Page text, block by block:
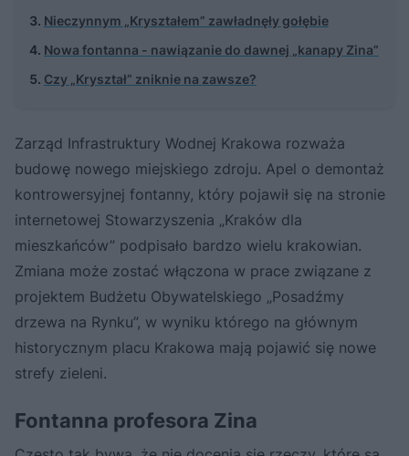
Nieczynnym „Kryształem” zawładnęły gołębie
Nowa fontanna - nawiązanie do dawnej „kanapy Zina”
Czy „Kryształ” zniknie na zawsze?
Zarząd Infrastruktury Wodnej Krakowa rozważa
budowę nowego miejskiego zdroju. Apel o demontaż
kontrowersyjnej fontanny, który pojawił się na stronie
internetowej Stowarzyszenia „Kraków dla
mieszkańców” podpisało bardzo wielu krakowian.
Zmiana może zostać włączona w prace związane z
projektem Budżetu Obywatelskiego „Posadźmy
drzewa na Rynku”, w wyniku którego na głównym
historycznym placu Krakowa mają pojawić się nowe
strefy zieleni.
Fontanna profesora Zina